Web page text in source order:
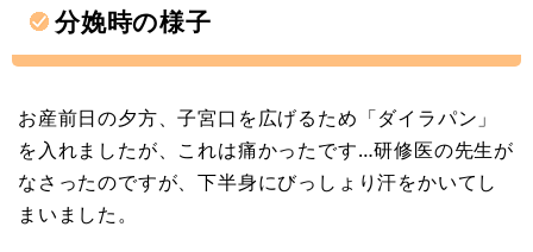
分娩時の様子
お産前日の夕方、子宮口を広げるため「ダイラパン」
を入れましたが、これは痛かったです…研修医の先生が
なさったのですが、下半身にびっしょり汗をかいてし
まいました。